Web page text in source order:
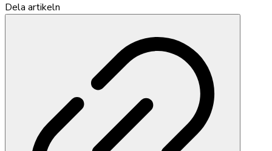
Dela artikeln